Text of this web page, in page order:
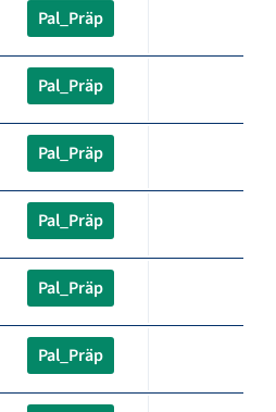
Pal_Präp
Pal_Präp
Pal_Präp
Pal_Präp
Pal_Präp
Pal_Präp